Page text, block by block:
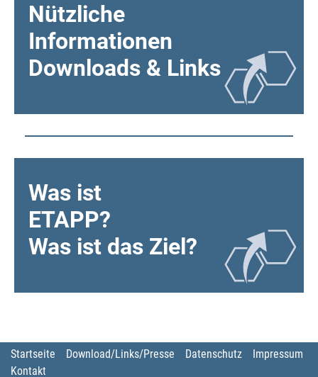
Nützliche
Informationen
Downloads & Links
Was ist
ETAPP?
Was ist das Ziel?
Startseite Download/Links/Presse Datenschutz
Impressum
Kontakt